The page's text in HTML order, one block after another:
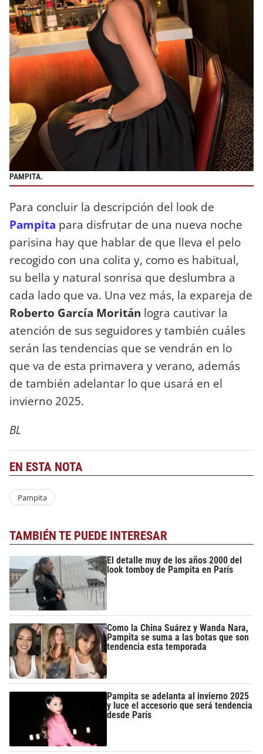
PAMPITA.
Para concluir la descripción del look de
Pampita para disfrutar de una nueva noche
parisina hay que hablar de que lleva el pelo
recogido con una colita y, como es habitual,
su bella y natural sonrisa que deslumbra a
cada lado que va. Una vez más, la expareja de
Roberto García Moritán logra cautivar la
atención de sus seguidores y también cuáles
serán las tendencias que se vendrán en lo
que va de esta primavera y verano, además
de también adelantar lo que usará en el
invierno 2025.
BL
EN ESTA NOTA
Pampita
TAMBIÉN TE PUEDE INTERESAR
El detalle muy de los años 2000 del
look tomboy de Pampita en París
Como la China Suárez y Wanda Nara,
Pampita se suma a las botas que son
tendencia esta temporada
Pampita se adelanta al invierno 2025
y luce el accesorio que será tendencia
desde París